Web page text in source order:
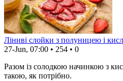
Ліниві слойки з полуницею і
27-Jun, 07:00 • 254 • 0
Разом із солодкою начинкою з
такою, як потрібно.